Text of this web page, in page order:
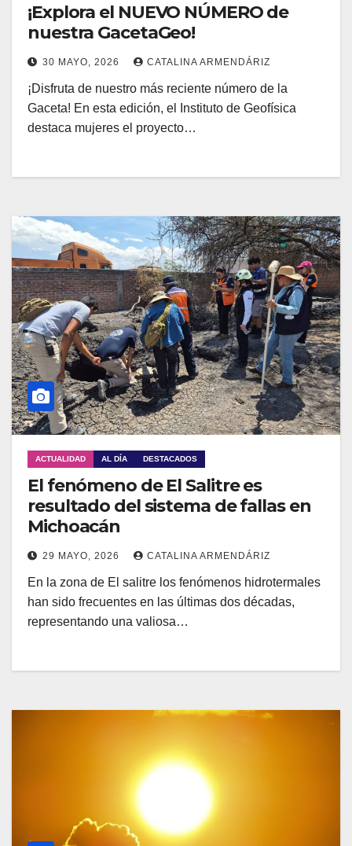
¡Explora el NUEVO NÚMERO de
nuestra GacetaGeo!
30 MAYO, 2026 CATALINA ARMENDÁRIZ
¡Disfruta de nuestro más reciente número de la
Gaceta! En esta edición, el Instituto de Geofísica
destaca mujeres el proyecto…
ACTUALIDAD AL DÍA DESTACADOS
El fenómeno de El Salitre es
resultado del sistema de fallas en
Michoacán
29 MAYO, 2026 CATALINA ARMENDÁRIZ
En la zona de El salitre los fenómenos hidrotermales
han sido frecuentes en las últimas dos décadas,
representando una valiosa…